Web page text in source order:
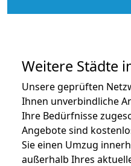
Weitere Städte
Unsere geprüften
Ihnen unverbindliche
Ihre Bedürfnisse
Angebote sind
Sie einen Umzug
außerhalb Ihres